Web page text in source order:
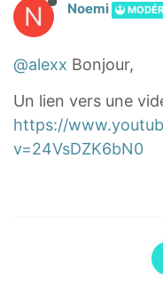
N Noemi
@alexx Bonjour,
Un lien vers une
https://
v=24VsDZK6bN0